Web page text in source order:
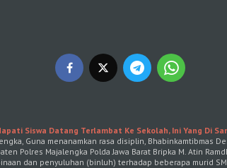
Siswa Datang Terlambat Ke Sekolah, Ini Yang Di
Guna menanamkan rasa disiplin, Bhabinkamtibmas
Polres Majalengka Polda Jawa Barat Bripka M. Atin
dan penyuluhan (binluh) terhadap beberapa murid